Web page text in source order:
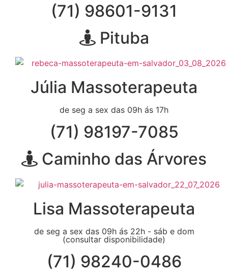
(71) 98601-9131
Pituba
Júlia Massoterapeuta
de seg a sex das 09h ás 17h
(71) 98197-7085
Caminho das Árvores
Lisa Massoterapeuta
de seg a sex das 09h ás 22h - sáb e dom
(consultar disponibilidade)
(71) 98240-0486